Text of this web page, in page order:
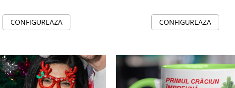
CONFIGUREAZA CONFIGUREAZA